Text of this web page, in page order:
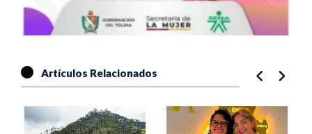
Artículos Relacionados